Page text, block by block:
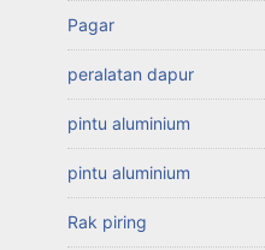
Pagar
peralatan dapur
pintu aluminium
pintu aluminium
Rak piring